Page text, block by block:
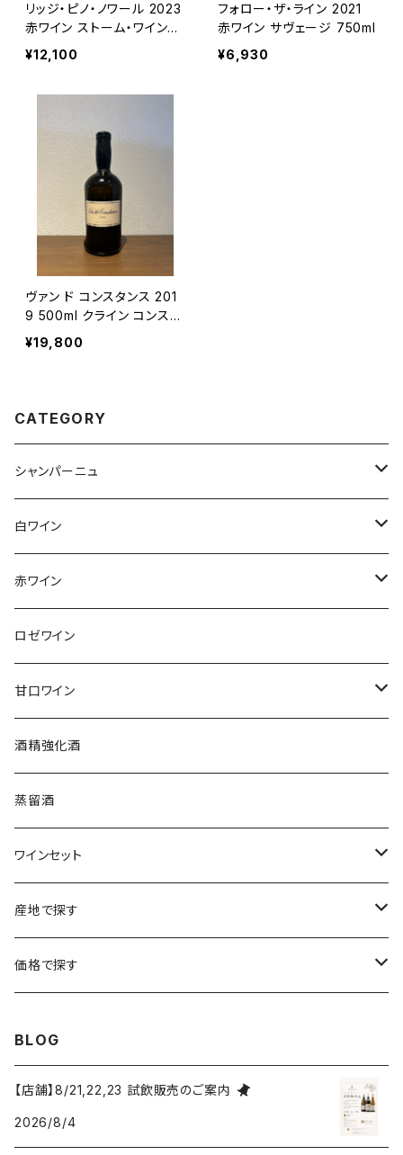
リッジ・ピノ・ノワール 2023
赤ワイン ストーム・ワインズ
750ml
¥12,100
フォロー・ザ・ライン 2021
赤ワイン サヴェージ 750ml
¥6,930
ヴァン ド コンスタンス 201
9 500ml クライン コンスタ
ンシア 甘口ワイン 南アフリ
カ コンスタンシア 化粧箱入
¥19,800
CATEGORY
シャンパーニュ
アンリ・ジロー
アンリ・ビリオ・フィス
エティエンヌ・ルフェーヴル
クリスチャン・ゴセ
クロード・カザル
ジェローム・ルフェーヴル
シャルトーニュ・タイエ
シャルル・エドシック
ジャン・ラルマン
ドゥラモット
白ワイン
フランス
アルザス
ブルゴーニュ
ロワール
コトーシャンプノワ
ジュラ・サヴォワ
ドイツ
オーストラリア
ニュージーランド
南アフリカ
チリ
スロヴァキア
オーストリア
オレゴン州
赤ワイン
フランス
アルザス
シュッド・ウエスト
ロワール
ジュラ・サヴォワ
シャンパーニュ
プロヴァンス
スロヴァキア
オーストラリア
ニュージーランド
南アフリカ
チリ
アメリカ
ワシントン州
カリフォルニア州
ロゼワイン
甘口ワイン
フランス
ソーテルヌ
酒精強化酒
蒸留酒
ワインセット
福袋
シャンパーニュセット
産地で探す
アメリカ
ワシントン州
カリフォルニア州
スロヴァキア
価格で探す
5,000円～6,999円
BLOG
【店舗】8/21,22,23 試飲販売のご案内
2026/8/4